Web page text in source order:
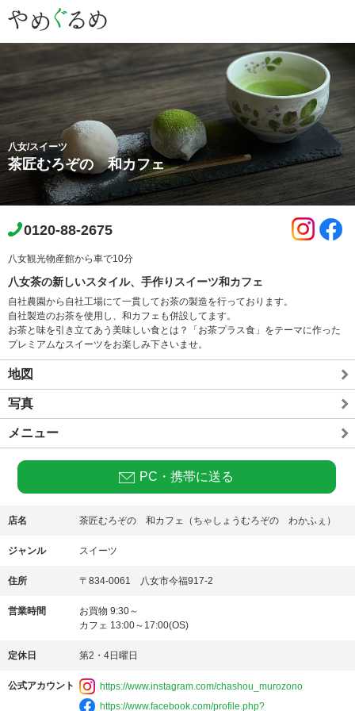
八女/スイーツ
茶匠むろぞの 和カフェ
0120-88-2675
八女観光物産館から車で10分
八女茶の新しいスタイル、手作りスイーツ和カフェ
自社農園から自社工場にて一貫してお茶の製造を行っております。
自社製造のお茶を使用し、和カフェも併設してます。
お茶と味を引き立てあう美味しい食とは？「お茶プラス食」をテーマに作った
プレミアムなスイーツをお楽しみ下さいませ。
地図
写真
メニュー
PC・携帯に送る
店名 茶匠むろぞの 和カフェ（ちゃしょうむろぞの わかふぇ）
ジャンル スイーツ
住所 〒834-0061 八女市今福917-2
営業時間
お買物 9:30～
カフェ 13:00～17:00(OS)
定休日 第2・4日曜日
公式アカウント
https://www.instagram.com/chashou_murozono
https://www.facebook.com/profile.php?